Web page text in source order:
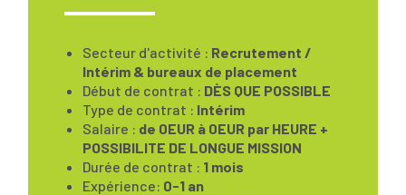
Secteur d'activité : Recrutement /
Intérim & bureaux de placement
Début de contrat : DÈS QUE POSSIBLE
Type de contrat : Intérim
Salaire : de 0EUR à 0EUR par HEURE +
POSSIBILITE DE LONGUE MISSION
Durée de contrat : 1 mois
Expérience: 0-1 an